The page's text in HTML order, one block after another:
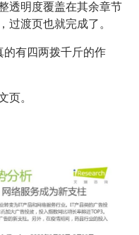
透明度覆盖在其余章节
过渡页也就完成了。
的有四两拨千斤的作
页。